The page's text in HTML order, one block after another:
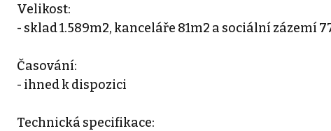
Velikost:
- sklad 1.589m2, kanceláře 81m2 a sociální zázemí
Časování:
- ihned k dispozici
Technická specifikace: